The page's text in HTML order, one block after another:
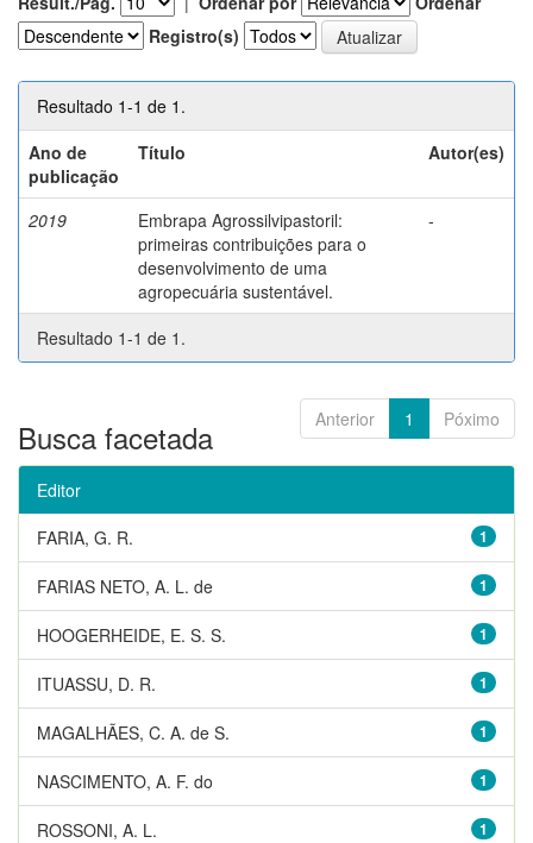
Registro(s)
Resultado 1-1 de 1.
Ano de
publicação
Título Autor(es)
2019
Embrapa Agrossilvipastoril:
primeiras contribuições para o
desenvolvimento de uma
agropecuária sustentável.
-
Resultado 1-1 de 1.
Anterior 1 Póximo
Busca facetada
Editor
1
FARIA, G. R.
1
FARIAS NETO, A. L. de
1
HOOGERHEIDE, E. S. S.
1
ITUASSU, D. R.
1
MAGALHÃES, C. A. de S.
1
NASCIMENTO, A. F. do
1
ROSSONI, A. L.